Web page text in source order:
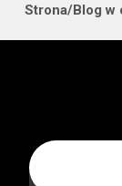
Strona/Blog w